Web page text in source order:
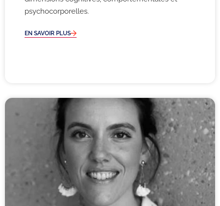
psychocorporelles.
EN SAVOIR PLUS